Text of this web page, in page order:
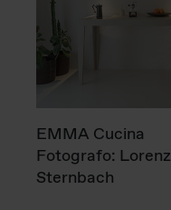
EMMA Cucina
Fotografo: Lorenz
Sternbach